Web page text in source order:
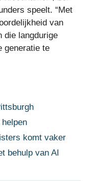
speelt. “Met
van
die langdurige
generatie te
komt vaker
behulp van AI